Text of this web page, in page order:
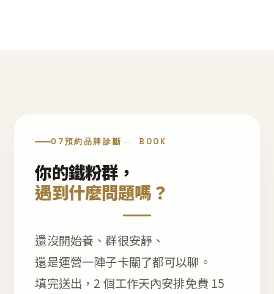
07預約品牌診斷 BOOK
你的鐵粉群，
遇到什麼問題嗎？
還沒開始養、群很安靜、
還是運營一陣子卡關了都可以聊。
填完送出，2 個工作天內安排免費 15